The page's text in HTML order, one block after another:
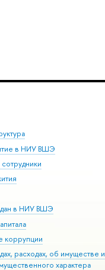
в НИУ ВШЭ
в НИУ ВШЭ
коррупции
расходах, об имуществе и
характера